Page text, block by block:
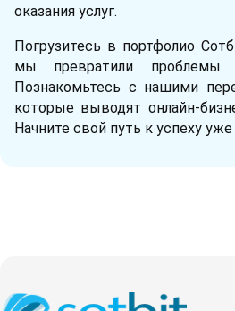
оказания услуг.
Погрузитесь в портфолио
мы превратили проблемы
Познакомьтесь с нашими
которые выводят онлайн-
Начните свой путь к успеху уже